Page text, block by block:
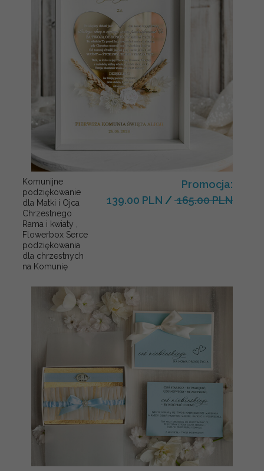
Komunijne
podziękowanie
dla Matki i Ojca
Chrzestnego
Rama i kwiaty ,
Flowerbox Serce
podziękowania
dla chrzestnych
na Komunię
Promocja:
139.00 PLN / 165.00 PLN